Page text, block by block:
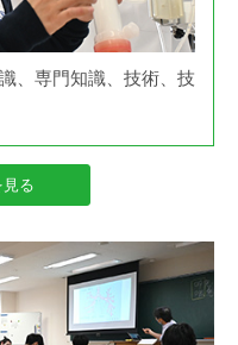
、専門知識、技術、技
る